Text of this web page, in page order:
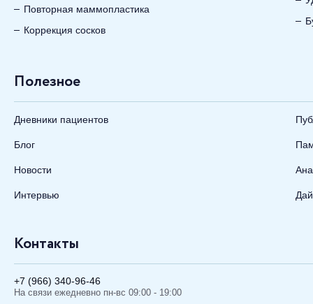
Повторная маммопластика
Коррекция сосков
Полезное
Дневники пациентов
Блог
Новости
Интервью
Контакты
+7 (966) 340-96-46
На связи ежедневно пн-вс 09:00 - 19:00